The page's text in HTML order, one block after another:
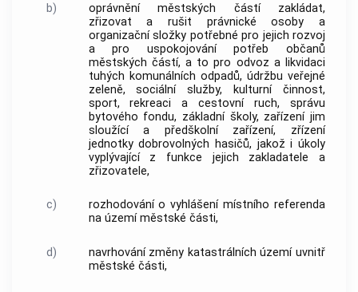
b)
oprávnění městských částí zakládat,
zřizovat a rušit právnické osoby a
organizační složky potřebné pro jejich rozvoj
a pro uspokojování potřeb občanů
městských částí, a to pro odvoz a likvidaci
tuhých komunálních odpadů, údržbu veřejné
zeleně, sociální služby, kulturní činnost,
sport, rekreaci a cestovní ruch, správu
bytového fondu, základní školy, zařízení jim
sloužící a předškolní zařízení, zřízení
jednotky dobrovolných hasičů, jakož i úkoly
vyplývající z funkce jejich zakladatele a
zřizovatele,
c)
rozhodování o vyhlášení místního referenda
na území městské části,
d) navrhování změny katastrálních územíuvnitř
městské části,